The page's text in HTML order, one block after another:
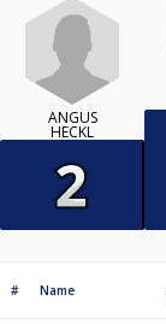
ANGUS
HECKL
# Name